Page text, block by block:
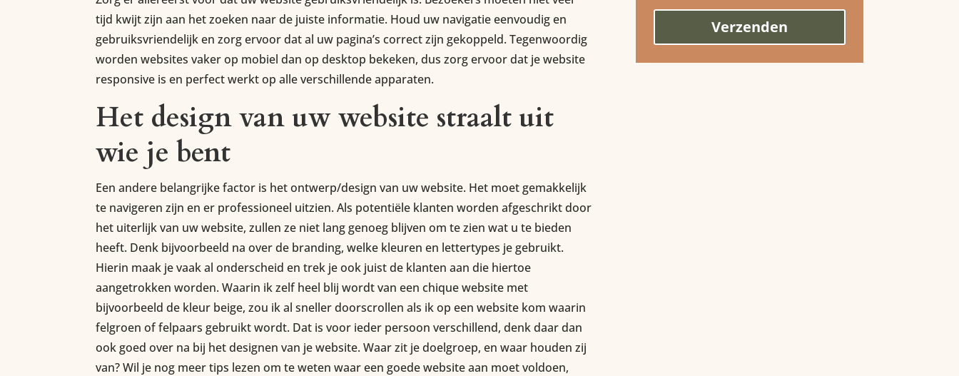
tijd kwijt zijn aan het zoeken naar de juiste informatie. Houd uw navigatie eenvoudig en
gebruiksvriendelijk en zorg ervoor dat al uw pagina’s correct zijn gekoppeld. Tegenwoordig
worden websites vaker op mobiel dan op desktop bekeken, dus zorg ervoor dat je website
responsive is en perfect werkt op alle verschillende apparaten.
Het design van uw website straalt uit
wie je bent
Een andere belangrijke factor is het ontwerp/design van uw website. Het moet gemakkelijk
te navigeren zijn en er professioneel uitzien. Als potentiële klanten worden afgeschrikt door
het uiterlijk van uw website, zullen ze niet lang genoeg blijven om te zien wat u te bieden
heeft. Denk bijvoorbeeld na over de branding, welke kleuren en lettertypes je gebruikt.
Hierin maak je vaak al onderscheid en trek je ook juist de klanten aan die hiertoe
aangetrokken worden. Waarin ik zelf heel blij wordt van een chique website met
bijvoorbeeld de kleur beige, zou ik al sneller doorscrollen als ik op een website kom waarin
felgroen of felpaars gebruikt wordt. Dat is voor ieder persoon verschillend, denk daar dan
ook goed over na bij het designen van je website. Waar zit je doelgroep, en waar houden zij
van? Wil je nog meer tips lezen om te weten waar een goede website aan moet voldoen,
Verzenden